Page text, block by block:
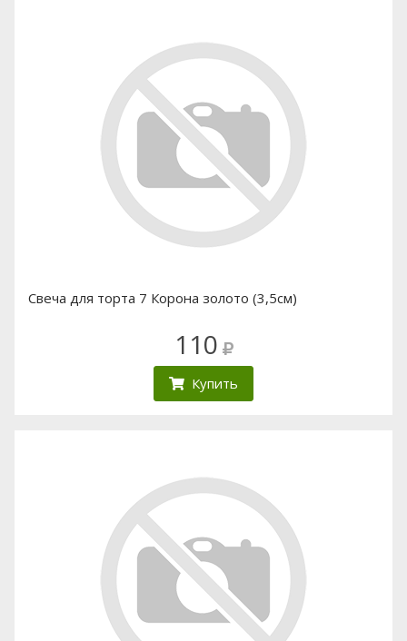
Свеча для торта 7 Корона золото (3,5см)
110
Купить